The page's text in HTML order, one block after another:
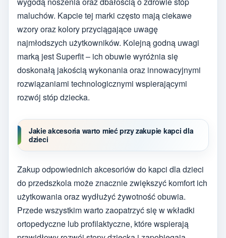
maluchów. Kapcie tej marki często mają ciekawe
wzory oraz kolory przyciągające uwagę
najmłodszych użytkowników. Kolejną godną uwagi
marką jest Superfit – ich obuwie wyróżnia się
doskonałą jakością wykonania oraz innowacyjnymi
rozwiązaniami technologicznymi wspierającymi
rozwój stóp dziecka.
Jakie akcesoria warto mieć przy zakupie kapci dla
dzieci
Zakup odpowiednich akcesoriów do kapci dla dzieci
do przedszkola może znacznie zwiększyć komfort ich
użytkowania oraz wydłużyć żywotność obuwia.
Przede wszystkim warto zaopatrzyć się w wkładki
ortopedyczne lub profilaktyczne, które wspierają